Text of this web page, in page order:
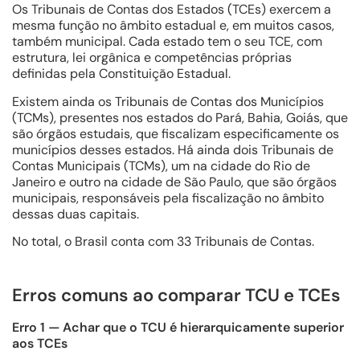
Os Tribunais de Contas dos Estados (TCEs) exercem a
mesma função no âmbito estadual e, em muitos casos,
também municipal. Cada estado tem o seu TCE, com
estrutura, lei orgânica e competências próprias
definidas pela Constituição Estadual.
Existem ainda os Tribunais de Contas dos Municípios
(TCMs), presentes nos estados do Pará, Bahia, Goiás, que
são órgãos estudais, que fiscalizam especificamente os
municípios desses estados. Há ainda dois Tribunais de
Contas Municipais (TCMs), um na cidade do Rio de
Janeiro e outro na cidade de São Paulo, que são órgãos
municipais, responsáveis pela fiscalização no âmbito
dessas duas capitais.
No total, o Brasil conta com 33 Tribunais de Contas.
Erros comuns ao comparar TCU e TCEs
Erro 1 — Achar que o TCU é hierarquicamente superior
aos TCEs